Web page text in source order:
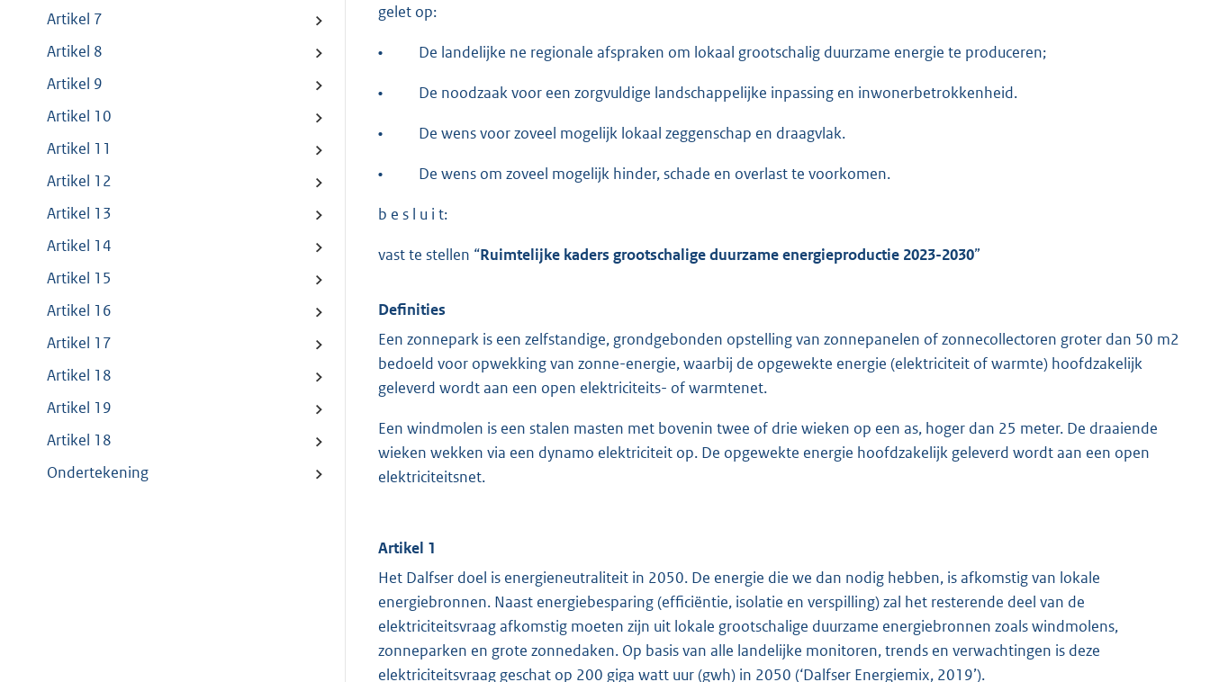
Artikel 7
Artikel 8
Artikel 9
Artikel 10
Artikel 11
Artikel 12
Artikel 13
Artikel 14
Artikel 15
Artikel 16
Artikel 17
Artikel 18
Artikel 19
Artikel 18
Ondertekening
gelet op:
• De landelijke ne regionale afspraken om lokaal grootschalig duurzame energie te produceren;
• De noodzaak voor een zorgvuldige landschappelijke inpassing en inwonerbetrokkenheid.
• De wens voor zoveel mogelijk lokaal zeggenschap en draagvlak.
• De wens om zoveel mogelijk hinder, schade en overlast te voorkomen.
b e s l u i t:
vast te stellen “Ruimtelijke kaders grootschalige duurzame energieproductie 2023-2030”
Definities
Een zonnepark is een zelfstandige, grondgebonden opstelling van zonnepanelen of zonnecollectoren groter dan 50 m2
bedoeld voor opwekking van zonne-energie, waarbij de opgewekte energie (elektriciteit of warmte) hoofdzakelijk
geleverd wordt aan een open elektriciteits- of warmtenet.
Een windmolen is een stalen masten met bovenin twee of drie wieken op een as, hoger dan 25 meter. De draaiende
wieken wekken via een dynamo elektriciteit op. De opgewekte energie hoofdzakelijk geleverd wordt aan een open
elektriciteitsnet.
Artikel 1
Het Dalfser doel is energieneutraliteit in 2050. De energie die we dan nodig hebben, is afkomstig van lokale
energiebronnen. Naast energiebesparing (efficiëntie, isolatie en verspilling) zal het resterende deel van de
elektriciteitsvraag afkomstig moeten zijn uit lokale grootschalige duurzame energiebronnen zoals windmolens,
zonneparken en grote zonnedaken. Op basis van alle landelijke monitoren, trends en verwachtingen is deze
elektriciteitsvraag geschat op 200 giga watt uur (gwh) in 2050 (‘Dalfser Energiemix, 2019’).